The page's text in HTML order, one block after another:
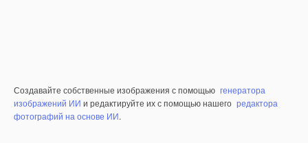
Создавайте собственные изображения с помощью генератора
изображений ИИ и редактируйте их с помощью нашего редактора
фотографий на основе ИИ.